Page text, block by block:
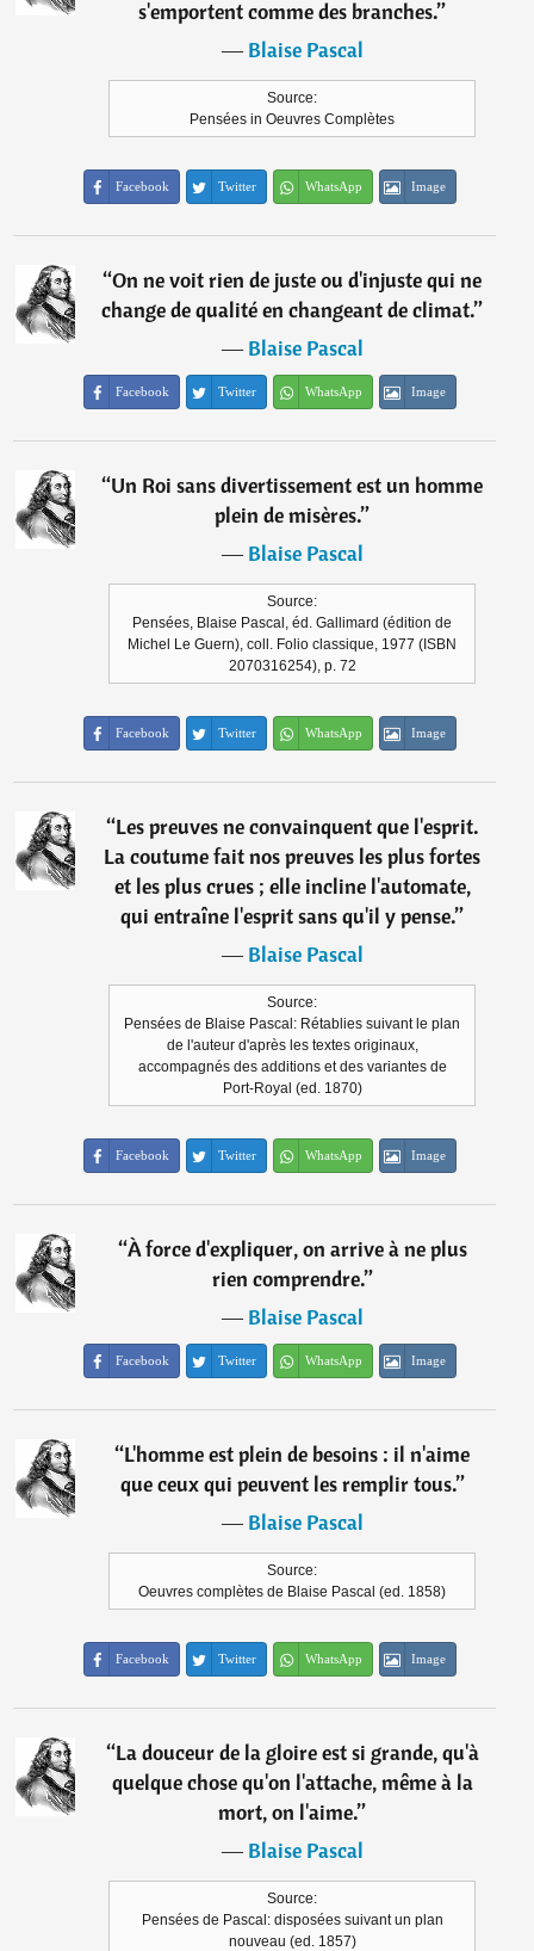
s'emportent comme des branches.”
―Blaise Pascal
Source:
Pensées in Oeuvres Complètes
Facebook Twitter WhatsApp Image
“On ne voit rien de juste ou d'injuste qui ne
change de qualité en changeant de climat.”
―Blaise Pascal
Facebook Twitter WhatsApp Image
“Un Roi sans divertissement est un homme
plein de misères.”
―Blaise Pascal
Source:
Pensées, Blaise Pascal, éd. Gallimard (édition de
Michel Le Guern), coll. Folio classique, 1977 (ISBN
2070316254), p. 72
Facebook Twitter WhatsApp Image
“Les preuves ne convainquent que l'esprit.
La coutume fait nos preuves les plus fortes
et les plus crues ; elle incline l'automate,
qui entraîne l'esprit sans qu'il y pense.”
―Blaise Pascal
Source:
Pensées de Blaise Pascal: Rétablies suivant le plan
de l'auteur d'après les textes originaux,
accompagnés des additions et des variantes de
Port-Royal (ed. 1870)
Facebook Twitter WhatsApp Image
“À force d'expliquer, on arrive à ne plus
rien comprendre.”
―Blaise Pascal
Facebook Twitter WhatsApp Image
“L'homme est plein de besoins : il n'aime
que ceux qui peuvent les remplir tous.”
―Blaise Pascal
Source:
Oeuvres complètes de Blaise Pascal (ed. 1858)
Facebook Twitter WhatsApp Image
“La douceur de la gloire est si grande, qu'à
quelque chose qu'on l'attache, même à la
mort, on l'aime.”
―Blaise Pascal
Source:
Pensées de Pascal: disposées suivant un plan
nouveau (ed. 1857)